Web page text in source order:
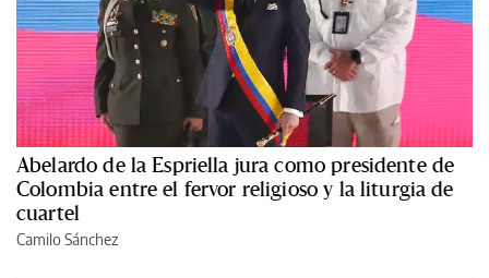
Abelardo de la Espriella jura como presidente de
Colombia entre el fervor religioso y la liturgia de
cuartel
Camilo Sánchez